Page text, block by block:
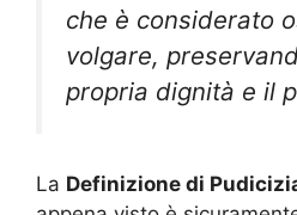
che è considerato
volgare,
propria dignità e il
La Definizione di